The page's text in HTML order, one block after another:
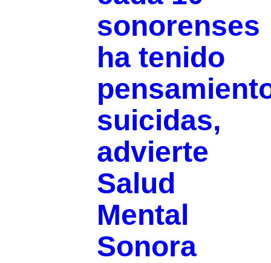
sonorenses
ha tenido
suicidas,
advierte
Salud
Mental
Sonora